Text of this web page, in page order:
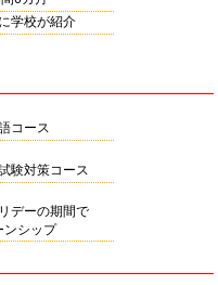
学校が紹介
コース
験対策コース
デーの期間で
ンシップ